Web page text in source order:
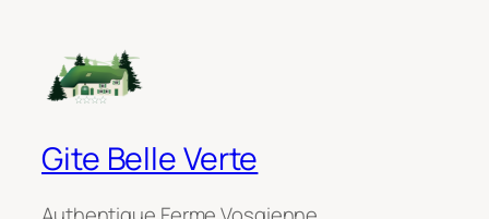
Gite Belle Verte